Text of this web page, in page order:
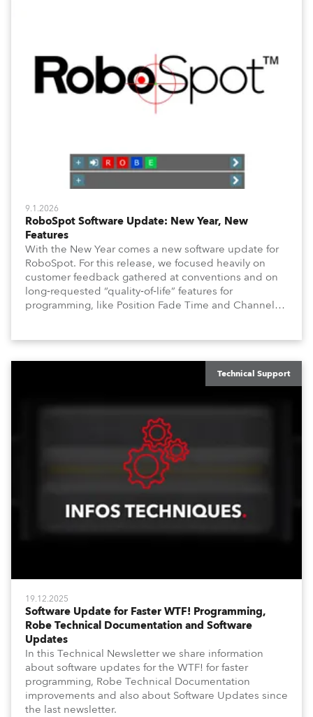
9.1.2026
RoboSpot Software Update: New Year, New
Features
With the New Year comes a new software update for
RoboSpot. For this release, we focused heavily on
customer feedback gathered at conventions and on
long‑requested “quality‑of‑life” features for
programming, like Position Fade Time and Channel
customization.
Technical Support
19.12.2025
Software Update for Faster WTF! Programming,
Robe Technical Documentation and Software
Updates
In this Technical Newsletter we share information
about software updates for the WTF! for faster
programming, Robe Technical Documentation
improvements and also about Software Updates since
the last newsletter.